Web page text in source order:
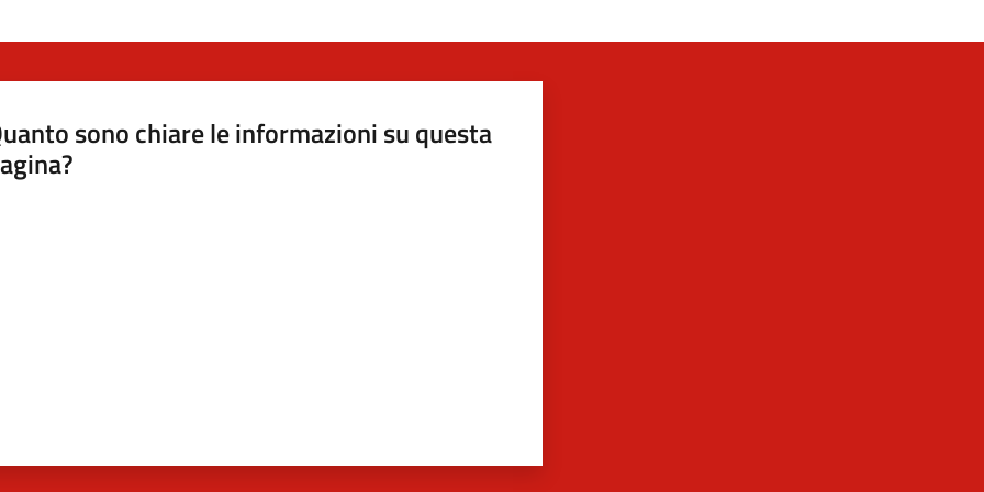
sono chiare le informazioni su questa